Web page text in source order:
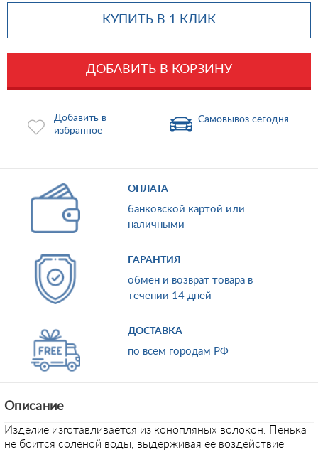
КУПИТЬ В 1 КЛИК
ДОБАВИТЬ В КОРЗИНУ
Добавить в
избранное
Самовывоз сегодня
ОПЛАТА
банковской картой или
наличными
ГАРАНТИЯ
обмен и возврат товара в
течении 14 дней
ДОСТАВКА
по всем городам РФ
Описание
Изделие изготавливается из конопляных волокон. Пенька
не боится соленой воды, выдерживая ее воздействие